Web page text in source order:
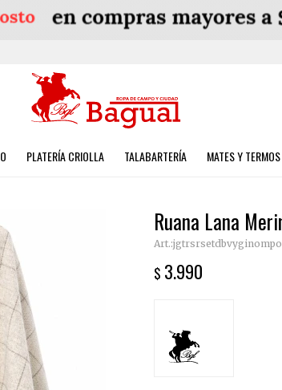
PLATERÍA CRIOLLA TALABARTERÍA MATES Y TERMOS
Ruana Lana
jgtrsrsetdbvyginompo
$ 3.990